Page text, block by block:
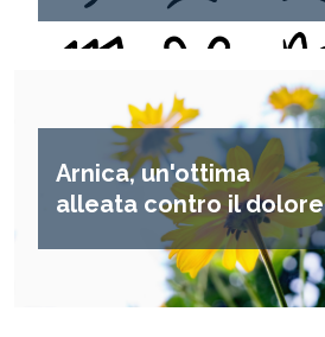
Arnica, un'ottima
alleata contro il dolore